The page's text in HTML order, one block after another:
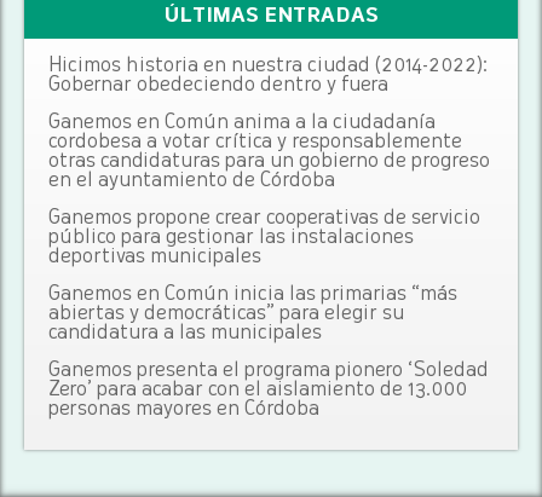
ÚLTIMAS ENTRADAS
Hicimos historia en nuestra ciudad (2014-2022):
Gobernar obedeciendo dentro y fuera
Ganemos en Común anima a la ciudadanía
cordobesa a votar crítica y responsablemente
otras candidaturas para un gobierno de progreso
en el ayuntamiento de Córdoba
Ganemos propone crear cooperativas de servicio
público para gestionar las instalaciones
deportivas municipales
Ganemos en Común inicia las primarias “más
abiertas y democráticas” para elegir su
candidatura a las municipales
Ganemos presenta el programa pionero ‘Soledad
Zero’ para acabar con el aislamiento de 13.000
personas mayores en Córdoba